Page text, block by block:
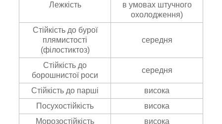
Лежкість
в умовах штучного
охолодження)
Стійкість до бурої
плямистості
(філостиктоз)
середня
Стійкість до
борошнистої роси
середня
Стійкість до парші
висока
Посухостійкість
висока
Морозостійкість
висока